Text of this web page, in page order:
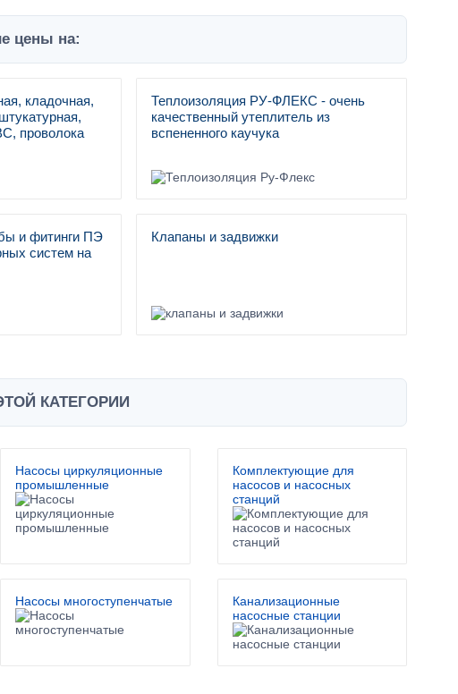
цены на:
кладочная,
проволока
Теплоизоляция РУ-ФЛЕКС - очень
качественный утеплитель из
вспененного каучука
и фитинги ПЭ
систем на
Клапаны и задвижки
КАТЕГОРИИ
Насосы циркуляционные
промышленные
Комплектующие для
насосов и насосных
станций
Насосы многоступенчатые
Канализационные
насосные станции